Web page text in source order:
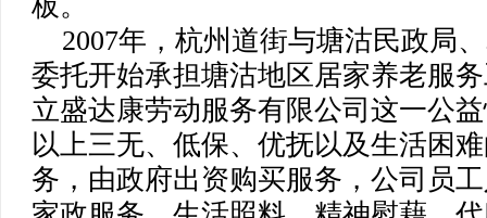
2007年，杭州道街与塘沽民政局
委托开始承担塘沽地区居家养老服
立盛达康劳动服务有限公司这一公
以上三无、低保、优抚以及生活困
务，由政府出资购买服务，公司员